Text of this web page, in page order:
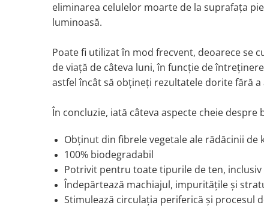
eliminarea celulelor moarte de la suprafața
luminoasă.
Poate fi utilizat în mod frecvent, deoarece se
de viață de câteva luni, în funcție de
astfel încât să obțineți rezultatele dorite fără a
În concluzie, iată câteva aspecte cheie despre
Obținut din fibrele vegetale ale rădăcinii de
100% biodegradabil
Potrivit pentru toate tipurile de ten,
Îndepărtează machiajul, impuritățile și
Stimulează circulația periferică și procesul